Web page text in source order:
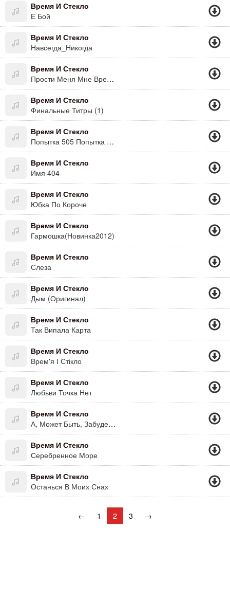
Время И Стекло
Е Бой
Время И Стекло
Навсегда_Никогда
Время И Стекло
Прости Меня Мне Время Нужно
Время И Стекло
Финальные Титры (1)
Время И Стекло
Попытка 505 Попытка Номер Пять
Время И Стекло
Имя 404
Время И Стекло
Юбка По Короче
Время И Стекло
Гармошка(Новинка2012)
Время И Стекло
Слеза
Время И Стекло
Дым (Оригинал)
Время И Стекло
Так Випала Карта
Время И Стекло
Врем'я І Стікло
Время И Стекло
Любьви Точка Нет
Время И Стекло
А, Может Быть, Забудем Всё И Сбежим?
Время И Стекло
Серебренное Море
Время И Стекло
Останься В Моих Снах
← 1 2 3 →